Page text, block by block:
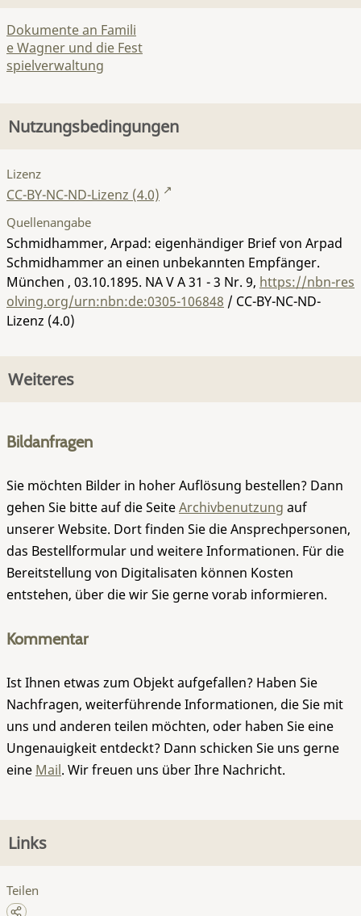
Dokumente an Famili
e Wagner und die Fest
spielverwaltung
Nutzungsbedingungen
Lizenz
CC-BY-NC-ND-Lizenz (4.0)
Quellenangabe
Schmidhammer, Arpad: eigenhändiger Brief von Arpad
Schmidhammer an einen unbekannten Empfänger.
München , 03.10.1895. NA V A 31 - 3 Nr. 9, https://nbn-res
olving.org/urn:nbn:de:0305-106848 / CC-BY-NC-ND-
Lizenz (4.0)
Weiteres
Bildanfragen
Sie möchten Bilder in hoher Auflösung bestellen? Dann
gehen Sie bitte auf die SeiteArchivbenutzung auf
unserer Website. Dort finden Sie die Ansprechpersonen,
das Bestellformular und weitere Informationen. Für die
Bereitstellung von Digitalisaten können Kosten
entstehen, über die wir Sie gerne vorab informieren.
Kommentar
Ist Ihnen etwas zum Objekt aufgefallen? Haben Sie
Nachfragen, weiterführende Informationen, die Sie mit
uns und anderen teilen möchten, oder haben Sie eine
Ungenauigkeit entdeckt? Dann schicken Sie uns gerne
eine Mail. Wir freuen uns über Ihre Nachricht.
Links
Teilen